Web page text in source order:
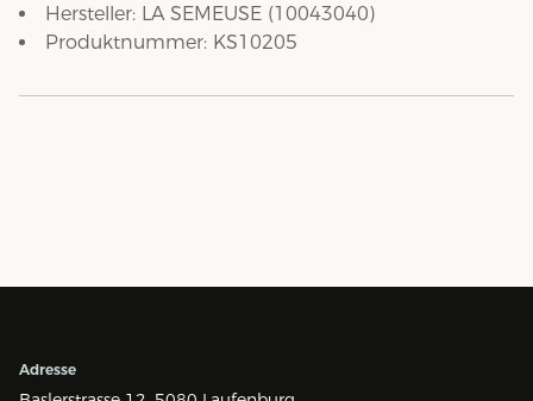
Hersteller: LA SEMEUSE (10043040)
Produktnummer: KS10205
Adresse